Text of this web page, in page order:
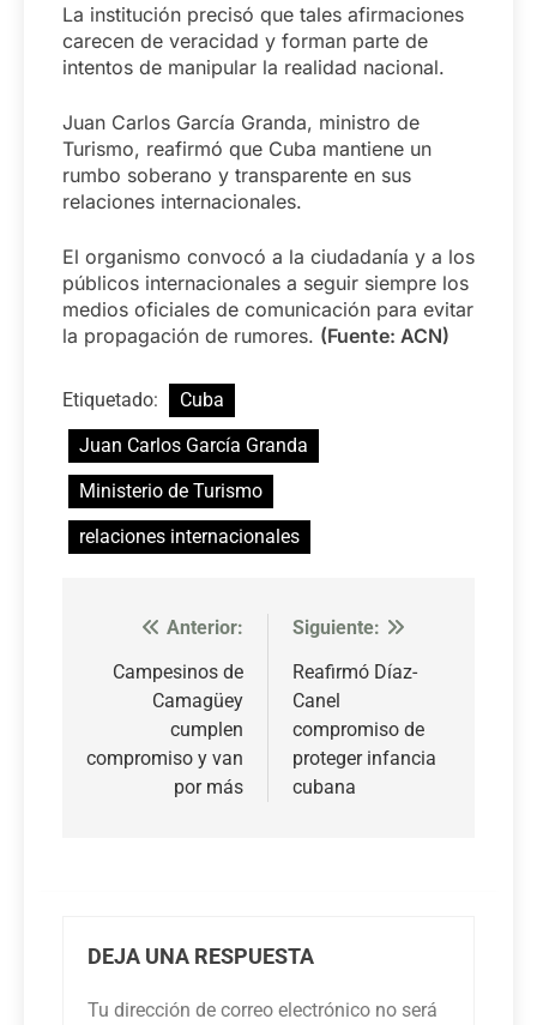
La institución precisó que tales afirmaciones
carecen de veracidad y forman parte de
intentos de manipular la realidad nacional.
Juan Carlos García Granda, ministro de
Turismo, reafirmó que Cuba mantiene un
rumbo soberano y transparente en sus
relaciones internacionales.
El organismo convocó a la ciudadanía y a los
públicos internacionales a seguir siempre los
medios oficiales de comunicación para evitar
la propagación de rumores. (Fuente: ACN)
Etiquetado:
Cuba
Juan Carlos García Granda
Ministerio de Turismo
relaciones internacionales
Navegación
de
entradas
Anterior:
Campesinos de
Camagüey
cumplen
compromiso y van
por más
Siguiente:
Reafirmó Díaz-
Canel
compromiso de
proteger infancia
cubana
DEJA UNA RESPUESTA
Tu dirección de correo electrónico no será